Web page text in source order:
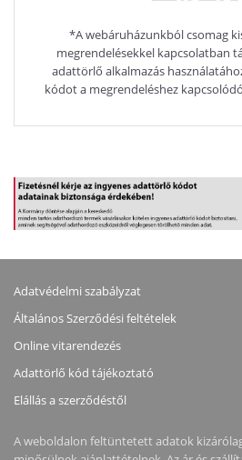
*A webáruházunkból csomag
megrendelésekkel kapcsolatban
adattörlő alkalmazás
kódot a megrendeléshez
Adatvédelmi szabályzat
Általános Szerződési feltételek
Online vitarendezés
Adattörlő kód tájékoztató
Elállás a szerződéstől
A weboldalon feltüntetett adatok